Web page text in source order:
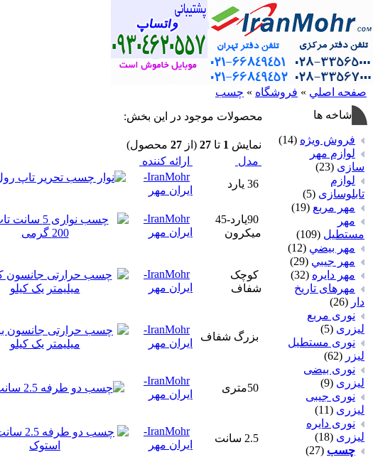
صفحه اصلي » فروشگاه » چسب
شاخه ها
فروش ویژه (14)
لوازم مهر
سازی (23)
لوازم
تابلوسازی (5)
مهر مربع (19)
مهر
مستطيل (109)
مهر بيضي (12)
مهر جيبي (29)
مهر دايره (32)
مهرهای تاریخ
دار (26)
نوری مربع
لیزری (5)
نوری مستطیل
لیزر (62)
نوری بیضی
لیزری (9)
نوری جیبی
لیزری (11)
نوری دایره
لیزری (18)
چسب (27)
محصولات موجود در اين بخش:
نمايش 1 تا 27 (از 27 محصول)
مدل
ارائه كننده
IranMohr-
ایران مهر
90یارد-45
میکرون
IranMohr-
ایران مهر
کوچک
شفاف
IranMohr-
ایران مهر
بزرگ شفاف
IranMohr-
ایران مهر
IranMohr-
ایران مهر
IranMohr-
ایران مهر